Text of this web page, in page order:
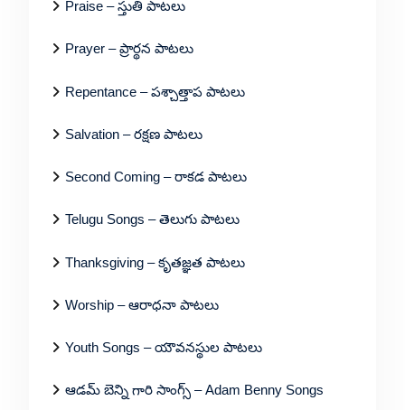
Praise – స్తుతి పాటలు
Prayer – ప్రార్థన పాటలు
Repentance – పశ్చాత్తాప పాటలు
Salvation – రక్షణ పాటలు
Second Coming – రాకడ పాటలు
Telugu Songs – తెలుగు పాటలు
Thanksgiving – కృతజ్ఞత పాటలు
Worship – ఆరాధనా పాటలు
Youth Songs – యౌవనస్థుల పాటలు
ఆడమ్ బెన్ని గారి సాంగ్స్ – Adam Benny Songs